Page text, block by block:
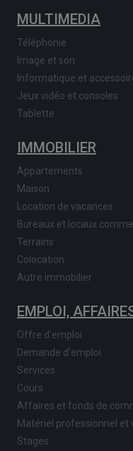
MULTIMEDIA
Téléphonie
Image et son
Informatique et
Jeux vidéo et consoles
Tablette
IMMOBILIER
Appartements
Maison
Location de vacances
Bureaux et locaux
Terrains
Colocation
Autre immobilier
EMPLOI,
Offre d'emploi
Demande d'emploi
Services
Cours
Affaires et fonds de
Matériel professionnel et
Stages